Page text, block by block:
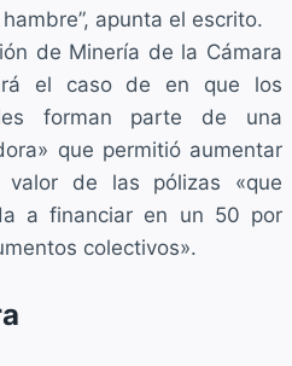
apunta el escrito.
de Minería de la Cámara
el caso de en que los
forman parte de una
que permitió aumentar
de las pólizas «que
a financiar en un 50 por
colectivos».